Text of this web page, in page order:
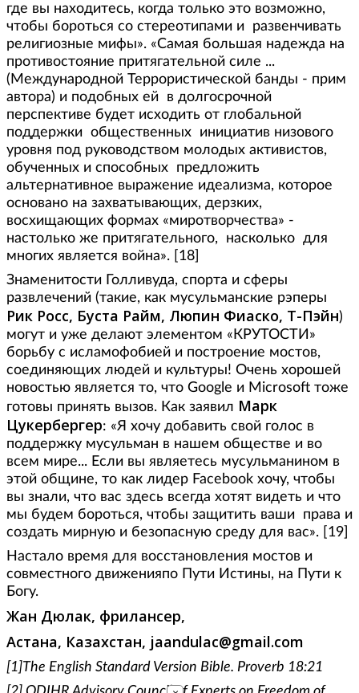
где вы находитесь, когда только это возможно,
чтобы бороться со стереотипами и развенчивать
религиозные мифы». «Самая большая надежда на
противостояние притягательной силе ...
(Международной Террористической банды - прим
автора) и подобных ей в долгосрочной
перспективе будет исходить от глобальной
поддержки общественных инициатив низового
уровня под руководством молодых активистов,
обученных и способных предложить
альтернативное выражение идеализма, которое
основано на захватывающих, дерзких,
восхищающих формах «миротворчества» -
настолько же притягательного, насколько для
многих является война». [18]
Знаменитости Голливуда, спорта и сферы
развлечений (такие, как мусульманские рэперы
Рик Росс, Буста Райм, Люпин Фиаско, T-Пэйн)
могут и уже делают элементом «КРУТОСТИ»
борьбу с исламофобией и построение мостов,
соединяющих людей и культуры! Очень хорошей
новостью является то, что Google и Microsoft тоже
готовы принять вызов. Как заявил Марк
Цукербергер: «Я хочу добавить свой голос в
поддержку мусульман в нашем обществе и во
всем мире... Если вы являетесь мусульманином в
этой общине, то как лидер Facebook хочу, чтобы
вы знали, что вас здесь всегда хотят видеть и что
мы будем бороться, чтобы защитить ваши права и
создать мирную и безопасную среду для вас». [19]
Настало время для восстановления мостов и
совместного движенияпо Пути Истины, на Пути к
Богу.
Жан Дюлак, фрилансер,
Астана, Казахстан, jaandulac@gmail.com
[1]The English Standard Version Bible. Proverb 18:21